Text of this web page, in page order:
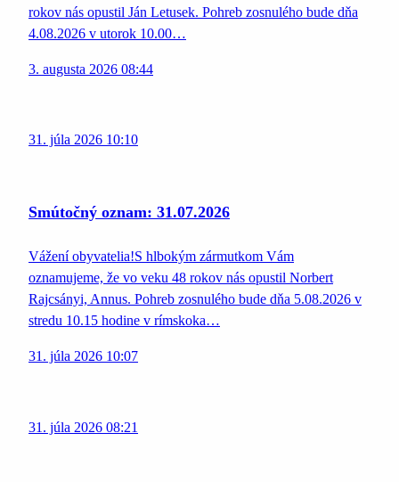
rokov nás opustil Ján Letusek. Pohreb zosnulého bude dňa
4.08.2026 v utorok 10.00…
3. augusta 2026 08:44
31. júla 2026 10:10
Smútočný oznam: 31.07.2026
Vážení obyvatelia!S hlbokým zármutkom Vám
oznamujeme, že vo veku 48 rokov nás opustil Norbert
Rajcsányi, Annus. Pohreb zosnulého bude dňa 5.08.2026 v
stredu 10.15 hodine v rímskoka…
31. júla 2026 10:07
31. júla 2026 08:21